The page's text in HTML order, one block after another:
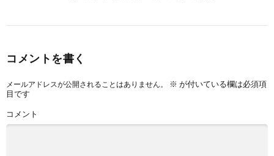
コメントを書く
メールアドレスが公開されることはありません。 ※ が付いている欄は必須項
目です
コメント